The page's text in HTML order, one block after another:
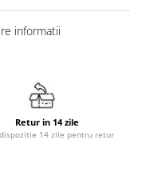
informatii
Retur in 14 zile
14 zile pentru retur